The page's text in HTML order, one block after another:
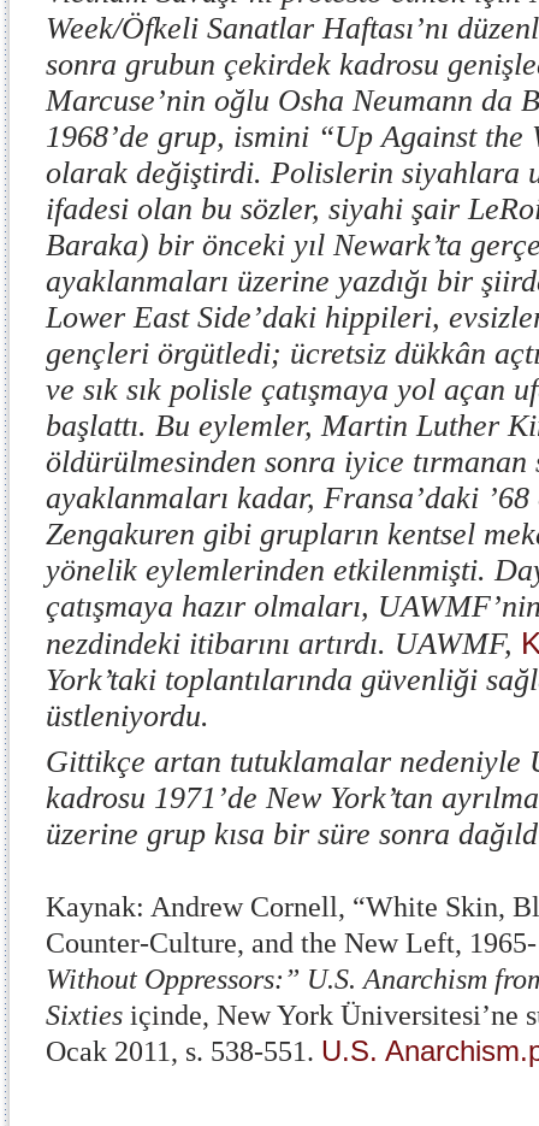
Week/Öfkeli Sanatlar Haftası’nı
sonra grubun çekirdek kadrosu
Marcuse’nin oğlu Osha Neumann da
1968’de grup, ismini “Up Against
olarak değiştirdi. Polislerin siyahlara
ifadesi olan bu sözler, siyahi şair
Baraka) bir önceki yıl Newark’ta
ayaklanmaları üzerine yazdığı bir
Lower East Side’daki hippileri,
gençleri örgütledi; ücretsiz dükkân
ve sık sık polisle çatışmaya yol açan
başlattı. Bu eylemler, Martin Luther
öldürülmesinden sonra iyice tırmanan
ayaklanmaları kadar, Fransa’daki
Zengakuren gibi grupların kentsel
yönelik eylemlerinden etkilenmişti.
çatışmaya hazır olmaları,
nezdindeki itibarını artırdı. UAWMF,
York’taki toplantılarında güvenliği
üstleniyordu.
Gittikçe artan tutuklamalar nedeniyle
kadrosu 1971’de New York’tan
üzerine grup kısa bir süre sonra
Kaynak: Andrew Cornell, “White Skin,
Counter-Culture, and the New Left,
Without Oppressors:” U.S. Anarchism
Sixties içinde, New York Üniversitesi’ne
Ocak 2011, s. 538-551. U.S.